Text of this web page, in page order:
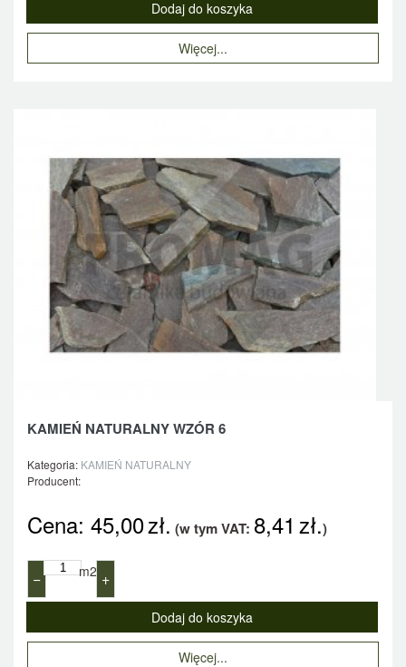
Więcej...
KAMIEŃ NATURALNY WZÓR 6
Kategoria: KAMIEŃ NATURALNY
Producent:
Cena: 45,00zł. (w tym VAT: 8,41 zł.)
− m2 +
Więcej...